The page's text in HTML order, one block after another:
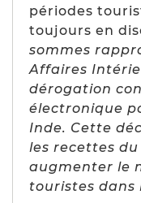
périodes
toujours en
sommes
Affaires
dérogation
électronique
Inde. Cette
les recettes
augmenter le
touristes dans